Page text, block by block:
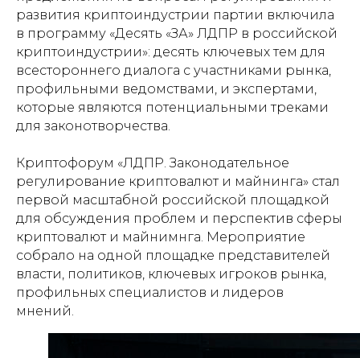
развития криптоиндустрии партии включила
в программу «Десять «ЗА» ЛДПР в российской
криптоиндустрии»: десять ключевых тем для
всестороннего диалога с участниками рынка,
профильными ведомствами, и экспертами,
которые являются потенциальными треками
для законотворчества.
Криптофорум «ЛДПР. Законодательное
регулирование криптовалют и майнинга» стал
первой масштабной российской площадкой
для обсуждения проблем и перспектив сферы
криптовалют и майнимнга. Мероприятие
собрало на одной площадке представителей
власти, политиков, ключевых игроков рынка,
профильных специалистов и лидеров
мнений.